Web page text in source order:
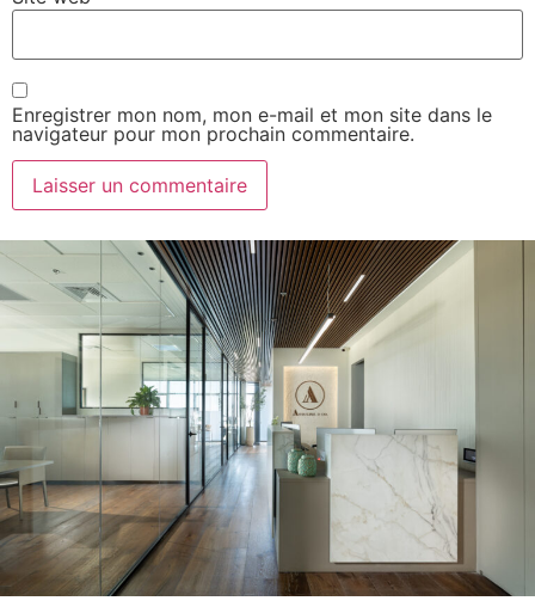
Enregistrer mon nom, mon e-mail et mon site dans le
navigateur pour mon prochain commentaire.